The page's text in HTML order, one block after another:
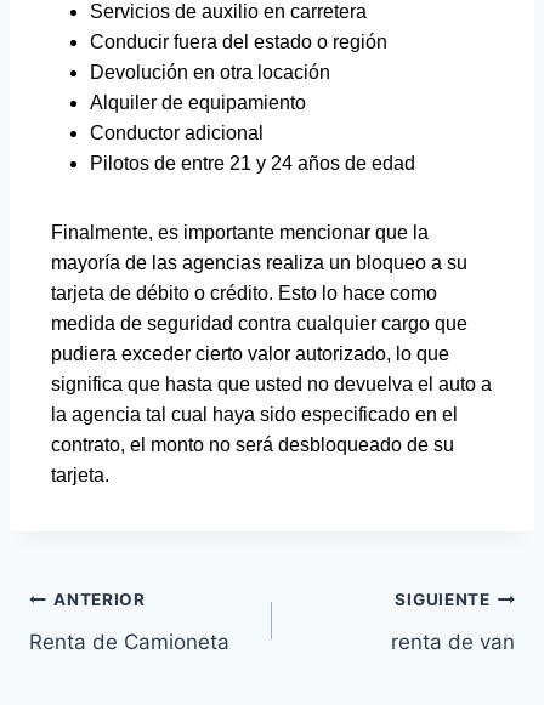
Servicios de auxilio en carretera
Conducir fuera del estado o región
Devolución en otra locación
Alquiler de equipamiento
Conductor adicional
Pilotos de entre 21 y 24 años de edad
Finalmente, es importante mencionar que la
mayoría de las agencias realiza un bloqueo a su
tarjeta de débito o crédito. Esto lo hace como
medida de seguridad contra cualquier cargo que
pudiera exceder cierto valor autorizado, lo que
significa que hasta que usted no devuelva el auto a
la agencia tal cual haya sido especificado en el
contrato, el monto no será desbloqueado de su
tarjeta.
ANTERIOR
Renta de Camioneta
SIGUIENTE
renta de van